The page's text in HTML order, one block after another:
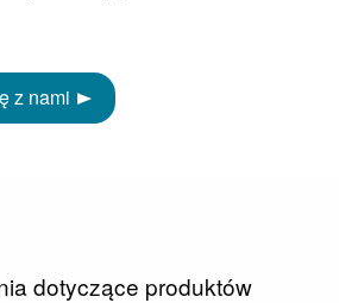
z nami
dotyczące produktów